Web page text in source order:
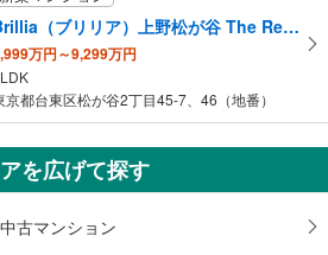
ター京成上野支所、上野公園下、下町風俗資料
舎、上野労働基準監督署、東京上野税務署
りば、上野公園、上野の森美術館、東京文化
学博物館、上野動物園、東京都美術館、東京国
コース
）
方面改札
Brillia（ブリリア）上野松が谷 The Residence
万円～9,299万円
京都台東区松が谷2丁目45-7、46（地番）
を広げて探す
古マンション